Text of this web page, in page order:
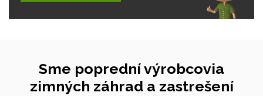
Sme poprední výrobcovia
zimných záhrad a zastrešení